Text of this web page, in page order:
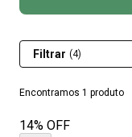
Encontramos 1 produto
Filtrar (4)
14% OFF